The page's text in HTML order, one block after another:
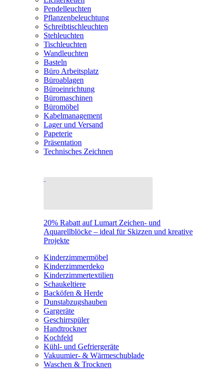
Pendelleuchten
Pflanzenbeleuchtung
Schreibtischleuchten
Stehleuchten
Tischleuchten
Wandleuchten
Basteln
Büro Arbeitsplatz
Büroablagen
Büroeinrichtung
Büromaschinen
Büromöbel
Kabelmanagement
Lager und Versand
Papeterie
Präsentation
Technisches Zeichnen
20% Rabatt auf Lumart Zeichen- und
Aquarellblöcke – ideal für Skizzen und kreative
Projekte
Kinderzimmermöbel
Kinderzimmerdeko
Kinderzimmertextilien
Schaukeltiere
Backöfen & Herde
Dunstabzugshauben
Gargeräte
Geschirrspüler
Handtrockner
Kochfeld
Kühl- und Gefriergeräte
Vakuumier- & Wärmeschublade
Waschen & Trocknen